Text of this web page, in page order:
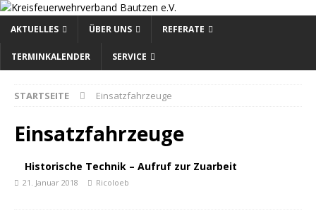
AKTUELLES ÜBER UNS REFERATE
TERMINKALENDER SERVICE
STARTSEITE Einsatzfahrzeuge
Einsatzfahrzeuge
Historische Technik – Aufruf zur Zuarbeit
21. Januar 2018 Ricoloeb